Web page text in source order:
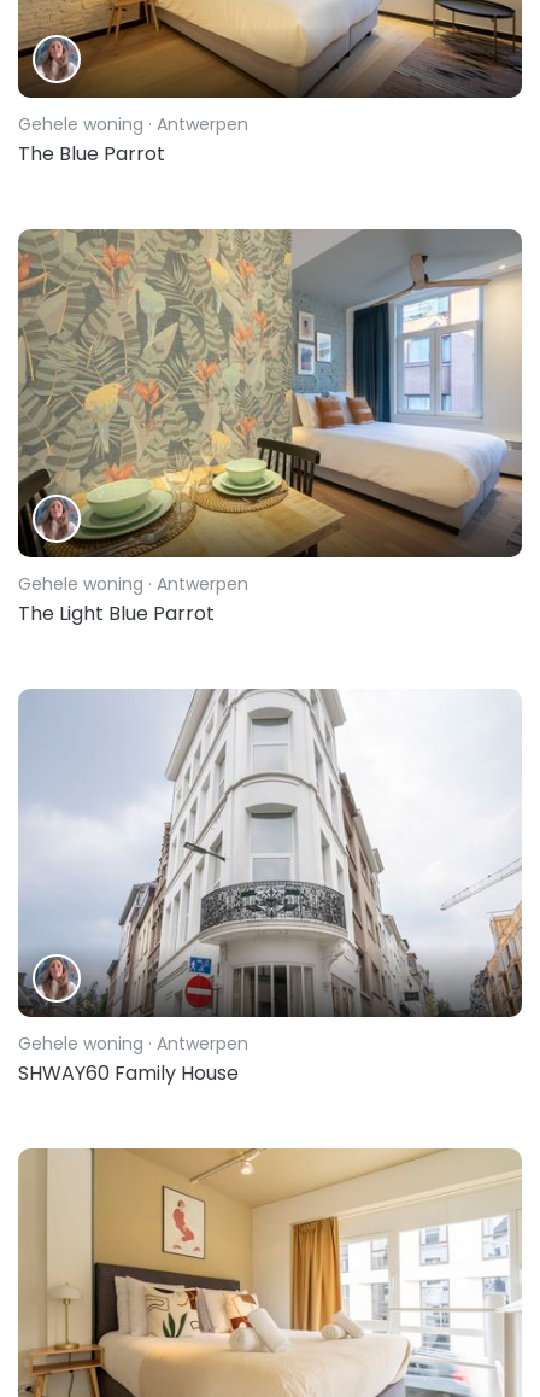
Gehele woning · Antwerpen
The Blue Parrot
Gehele woning · Antwerpen
The Light Blue Parrot
Gehele woning · Antwerpen
SHWAY60 Family House